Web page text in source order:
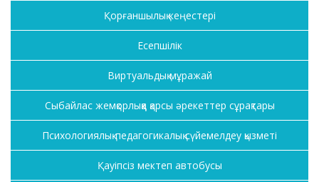
Қорғаншылық кеңестері
Есепшілік
Виртуальдық мұражай
Сыбайлас жемқорлыққа қарсы әрекеттер сұрақтары
Психологиялық-педагогикалық сүйемелдеу қызметі
Қауіпсіз мектеп автобусы